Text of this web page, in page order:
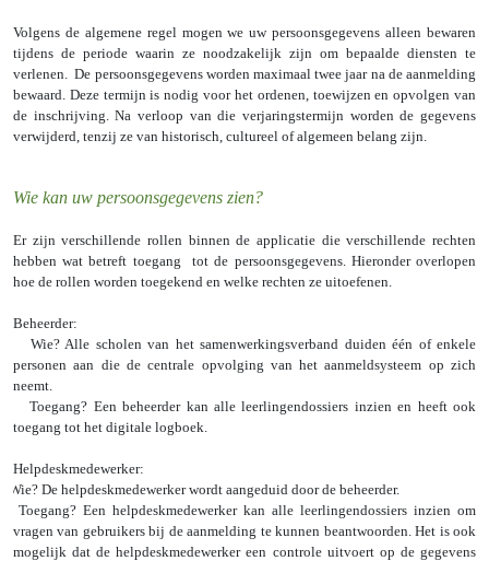
Volgens de algemene regel mogen we uw persoonsgegevens alleen bewaren
tijdens de periode waarin ze noodzakelijk zijn om bepaalde diensten te
verlenen. De persoonsgegevens worden maximaal twee jaar na de aanmelding
bewaard. Deze termijn is nodig voor het ordenen, toewijzen en opvolgen van
de inschrijving. Na verloop van die verjaringstermijn worden de gegevens
verwijderd, tenzij ze van historisch, cultureel of algemeen belang zijn.
Wie kan uw persoonsgegevens zien?
Er zijn verschillende rollen binnen de applicatie die verschillende rechten
hebben wat betreft toegang tot de persoonsgegevens. Hieronder overlopen
hoe de rollen worden toegekend en welke rechten ze uitoefenen.
Beheerder:
Wie? Alle scholen van het samenwerkingsverband duiden één of enkele
personen aan die de centrale opvolging van het aanmeldsysteem op zich
neemt.
Toegang? Een beheerder kan alle leerlingendossiers inzien en heeft ook
toegang tot het digitale logboek.
Helpdeskmedewerker:
Wie? De helpdeskmedewerker wordt aangeduid door de beheerder.
Toegang? Een helpdeskmedewerker kan alle leerlingendossiers inzien om
vragen van gebruikers bij de aanmelding te kunnen beantwoorden. Het is ook
mogelijk dat de helpdeskmedewerker een controle uitvoert op de gegevens